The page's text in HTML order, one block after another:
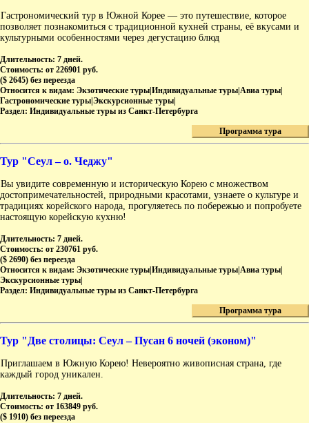
Гастрономический тур в Южной Корее — это путешествие, которое
позволяет познакомиться с традиционной кухней страны, её вкусами и
культурными особенностями через дегустацию блюд
Длительность: 7 дней.
Стоимость: от 226901 руб.
($ 2645) без переезда
Относится к видам: Экзотические туры|Индивидуальные туры|Авиа туры|
Гастрономические туры|Экскурсионные туры|
Раздел: Индивидуальные туры из Санкт-Петербурга
Программа тура
Тур "Сеул – о. Чеджу"
Вы увидите современную и историческую Корею с множеством
достопримечательностей, природными красотами, узнаете о культуре и
традициях корейского народа, прогуляетесь по побережью и попробуете
настоящую корейскую кухню!
Длительность: 7 дней.
Стоимость: от 230761 руб.
($ 2690) без переезда
Относится к видам: Экзотические туры|Индивидуальные туры|Авиа туры|
Экскурсионные туры|
Раздел: Индивидуальные туры из Санкт-Петербурга
Программа тура
Тур "Две столицы: Сеул – Пусан 6 ночей (эконом)"
Приглашаем в Южную Корею! Невероятно живописная страна, где
каждый город уникален.
Длительность: 7 дней.
Стоимость: от 163849 руб.
($ 1910) без переезда